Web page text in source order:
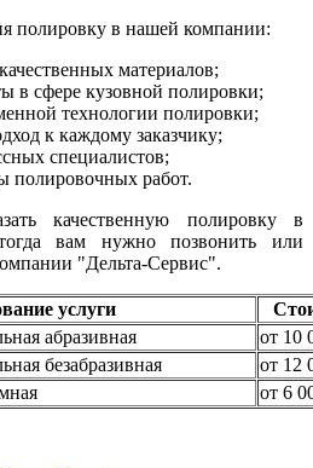
полировку в нашей компании:
материалов;
в сфере кузовной полировки;
технологии полировки;
к каждому заказчику;
специалистов;
полировочных работ.
качественную полировку в
вам нужно позвонить или
"Дельта-Сервис".
услуги
абразивная
от 10
безабразивная
от 12
от 6